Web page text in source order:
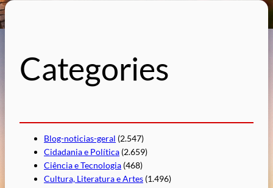
aCategories
Blog-noticias-geral (2.547)
Cidadania e Política (2.659)
Ciência e Tecnologia (468)
Cultura, Literatura e Artes (1.496)